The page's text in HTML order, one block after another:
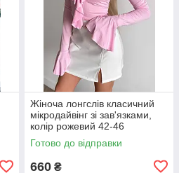
Жіноча лонгслів класичний
мікродайвінг зі зав'язками,
колір рожевий 42-46
Готово до відправки
660 ₴